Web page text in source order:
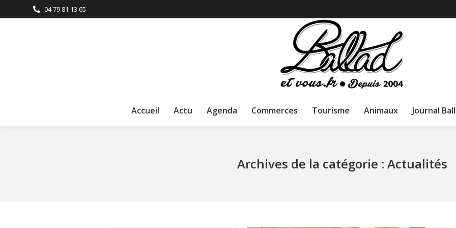
04 79 81 13 65
Accueil Actu Agenda Commerces Tourisme Animaux Journal
Archives de la catégorie : Actualités